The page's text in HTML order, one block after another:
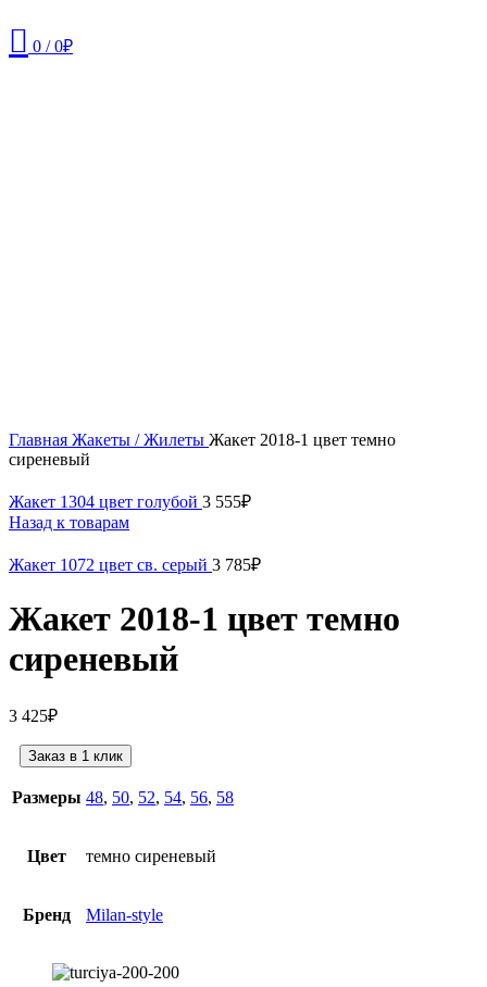
0 / 0₽
Главная Жакеты / Жилеты Жакет 2018-1 цвет темно
сиреневый
Жакет 1304 цвет голубой 3 555₽
Назад к товарам
Жакет 1072 цвет св. серый 3 785₽
Жакет 2018-1 цвет темно
сиреневый
3 425₽
Заказ в 1 клик
Размеры 48, 50, 52, 54, 56, 58
Цвет темно сиреневый
Бренд Milan-style